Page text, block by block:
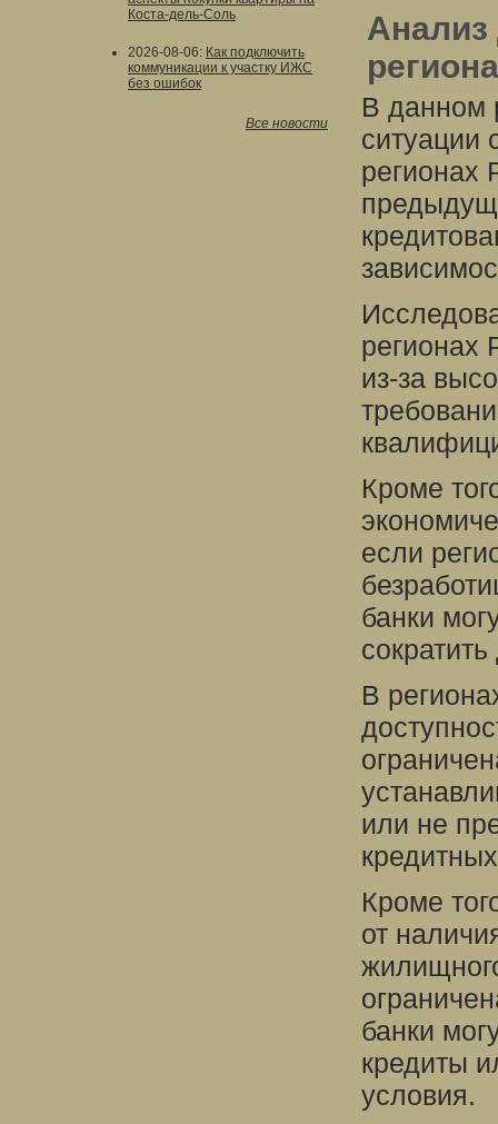
Коста-дель-Соль
2026-08-06: Как подключить
коммуникации к участку ИЖС
без ошибок
Все новости
Анализ
В данном
ситуации
регионах
регионах
из-за
Кроме
если
банки
В
или не
Кроме
от
банки
кредиты
условия.